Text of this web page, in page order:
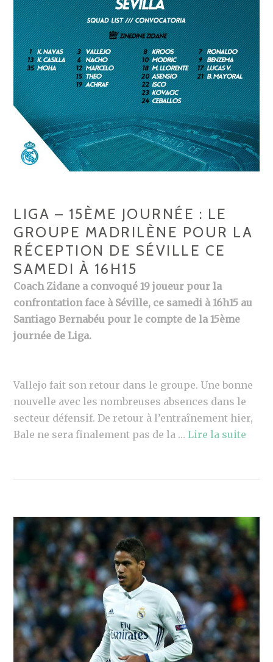
LIGA – 15ÈME JOURNÉE : LE
GROUPE MADRILÈNE POUR LA
RÉCEPTION DE SÉVILLE CE
SAMEDI À 16H15
Coach Zidane a convoqué 19 joueur pour la
confrontation face à Séville, ce samedi à 16h15 au
Santiago Bernabéu pour le compte de la 15ème
journée de Liga.
Vallejo fait son retour dans le groupe. Une bonne
nouvelle avec les nombreuses absences dans le
secteur défensif. De retour à l’entraînement hier,
Bale ne sera finalement pas de la …Lire la suite